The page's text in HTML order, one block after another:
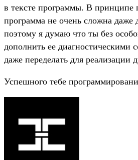
в тексте программы. В принципе
программа не очень сложна
поэтому я думаю что ты без
дополнить ее диагностическими
даже переделать для реализации
Успешного тебе